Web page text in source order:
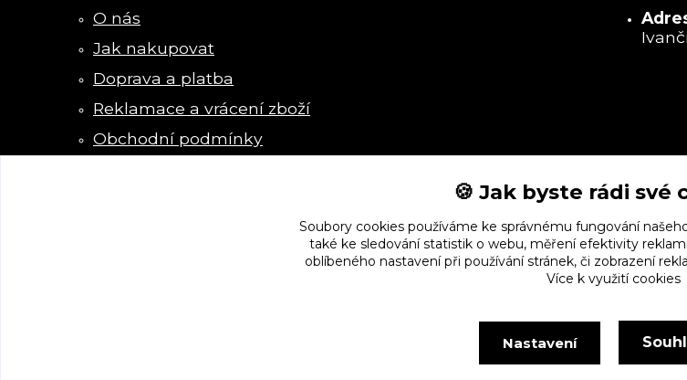
O nás
Jak nakupovat
Doprava a platba
Reklamace a vrácení zboží
Obchodní podmínky
🍪 Jak byste rádi své
Soubory cookies používáme ke správnému fungování
také ke sledování statistik o webu, měření efektivity
oblíbeného nastavení při používání stránek, či zobrazení
Více k využití cookies
Nastavení